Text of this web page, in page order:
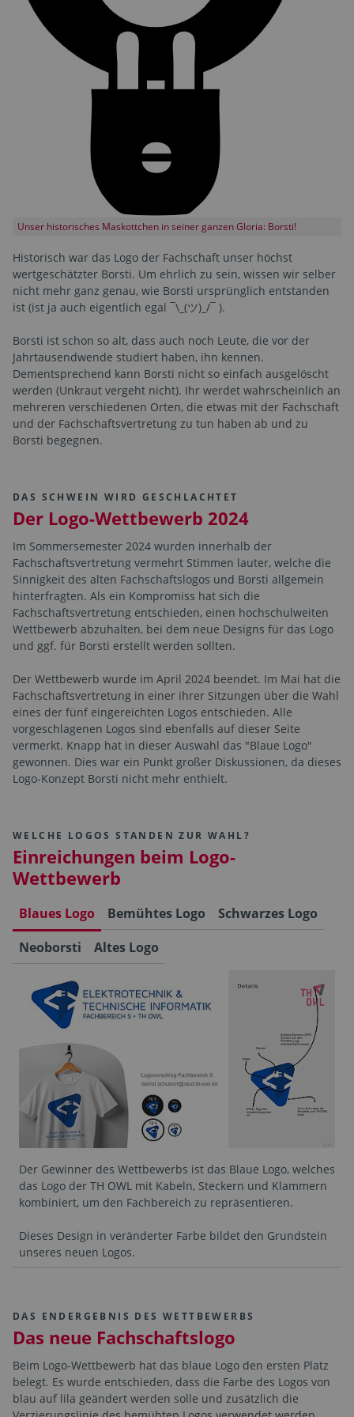
Unser historisches Maskottchen in seiner ganzen Gloria: Borsti!
Historisch war das Logo der Fachschaft unser höchst
wertgeschätzter Borsti. Um ehrlich zu sein, wissen wir selber
nicht mehr ganz genau, wie Borsti ursprünglich entstanden
ist (ist ja auch eigentlich egal ¯\_(ツ)_/¯ ).
Borsti ist schon so alt, dass auch noch Leute, die vor der
Jahrtausendwende studiert haben, ihn kennen.
Dementsprechend kann Borsti nicht so einfach ausgelöscht
werden (Unkraut vergeht nicht). Ihr werdet wahrscheinlich an
mehreren verschiedenen Orten, die etwas mit der Fachschaft
und der Fachschaftsvertretung zu tun haben ab und zu
Borsti begegnen.
DAS SCHWEIN WIRD GESCHLACHTET
Der Logo-Wettbewerb 2024
Im Sommersemester 2024 wurden innerhalb der
Fachschaftsvertretung vermehrt Stimmen lauter, welche die
Sinnigkeit des alten Fachschaftslogos und Borsti allgemein
hinterfragten. Als ein Kompromiss hat sich die
Fachschaftsvertretung entschieden, einen hochschulweiten
Wettbewerb abzuhalten, bei dem neue Designs für das Logo
und ggf. für Borsti erstellt werden sollten.
Der Wettbewerb wurde im April 2024 beendet. Im Mai hat die
Fachschaftsvertretung in einer ihrer Sitzungen über die Wahl
eines der fünf eingereichten Logos entschieden. Alle
vorgeschlagenen Logos sind ebenfalls auf dieser Seite
vermerkt. Knapp hat in dieser Auswahl das "Blaue Logo"
gewonnen. Dies war ein Punkt großer Diskussionen, da dieses
Logo-Konzept Borsti nicht mehr enthielt.
WELCHE LOGOS STANDEN ZUR WAHL?
Einreichungen beim Logo-
Wettbewerb
Blaues Logo Bemühtes Logo
Schwarzes Logo
Neoborsti
Altes Logo
Der Gewinner des Wettbewerbs ist das Blaue Logo, welches
das Logo der TH OWL mit Kabeln, Steckern und Klammern
kombiniert, um den Fachbereich zu repräsentieren.
Dieses Design in veränderter Farbe bildet den Grundstein
unseres neuen Logos.
DAS ENDERGEBNIS DES WETTBEWERBS
Das neue Fachschaftslogo
Beim Logo-Wettbewerb hat das blaue Logo den ersten Platz
belegt. Es wurde entschieden, dass die Farbe des Logos von
blau auf lila geändert werden solle und zusätzlich die